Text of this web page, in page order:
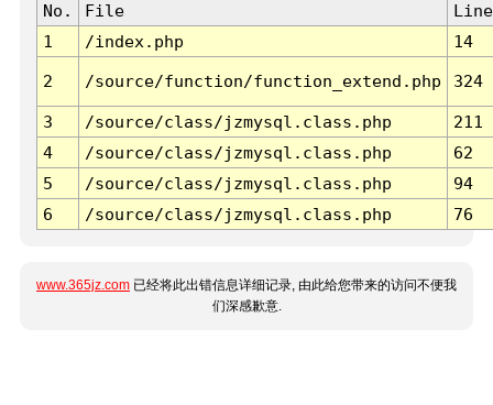
No. File
Line
1
/index.php 14
2 /source/function/function_extend.php 324
3 /source/class/jzmysql.class.php
211
4
/source/class/jzmysql.class.php
62
5
/source/class/jzmysql.class.php
94
6
/source/class/jzmysql.class.php 76
www.365jz.com 已经将此出错信息详细记录, 由此给您带来的访问不便我
们深感歉意.